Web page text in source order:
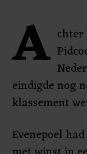
A
eindigde nog
klassement
Evenepoel